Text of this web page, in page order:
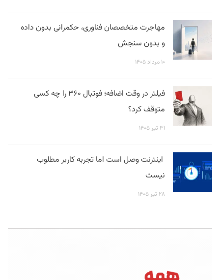
مهاجرت متخصصان فناوری، حکمرانی بدون داده
و بدون سنجش
۱۰ مرداد ۱۴۰۵
فیلتر در وقت اضافه؛ فوتبال ۳۶۰ را چه کسی
متوقف کرد؟
۳۱ تیر ۱۴۰۵
اینترنت وصل است اما تجربه کاربر مطلوب
نیست
۲۸ تیر ۱۴۰۵